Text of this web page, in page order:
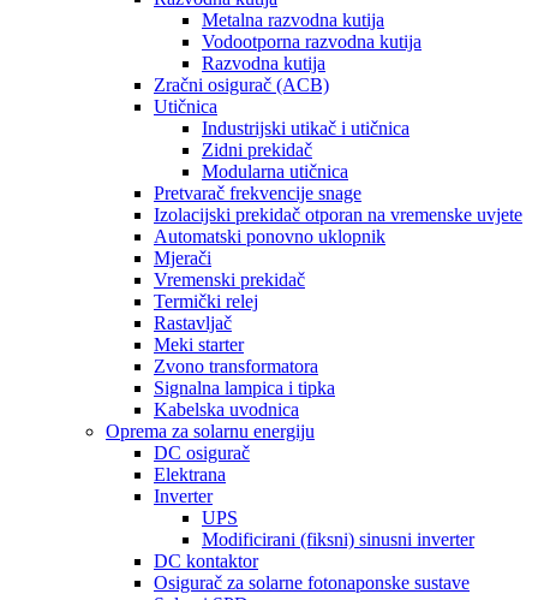
Metalna razvodna kutija
Vodootporna razvodna kutija
Razvodna kutija
Zračni osigurač (ACB)
Utičnica
Industrijski utikač i utičnica
Zidni prekidač
Modularna utičnica
Pretvarač frekvencije snage
Izolacijski prekidač otporan na vremenske uvjete
Automatski ponovno uklopnik
Mjerači
Vremenski prekidač
Termički relej
Rastavljač
Meki starter
Zvono transformatora
Signalna lampica i tipka
Kabelska uvodnica
Oprema za solarnu energiju
DC osigurač
Elektrana
Inverter
UPS
Modificirani (fiksni) sinusni inverter
DC kontaktor
Osigurač za solarne fotonaponske sustave